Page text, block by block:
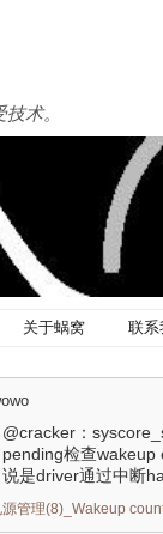
术。
关于蜗窝 联系
@cracker：
pending检查wakeup
说是driver通过中断
源管理(8)_Wakeup